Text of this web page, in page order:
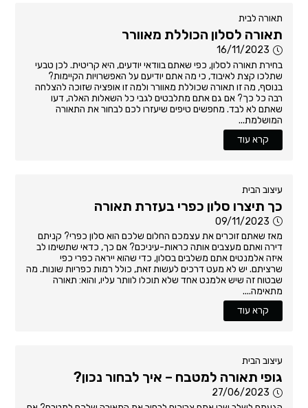
תאורה לבית
תאורה לסלון הכוללת מאוורר
16/11/2023
בחירת תאורה לסלון, כפי שאתם בוודאי יודעים, היא קריטית. לכן טבעי
שתלכו קצת לאיבוד, כי מה אתם יודיעם על האפשרויות הקיימות?
בנוסף, מה זו תאורה שכוללת מאוורר ולמה זו אופציה שזוכה להצלחה
רבה כל כך? אם גם אתם מתלבטים לגבי כל השאלות האלה, דעו
שאתם לא לבד. מחפשים טיפים שיעזרו לכם לבחור את התאורה
המושלמת...
קרא עוד
עיצוב הבית
כך תיצרו סלון כפרי בעזרת תאורה
09/11/2023
מאז שאתם זוכרים את עצמכם החלום שלכם הוא סלון כפרי? קניתם
דירה ואתם מעצבים אותה כראות-עיניכם? אם כך, כדאי שתשימו לב
איזה אלמנטים אתם משלבים בסלון, כדי שהוא ייראה כפרי כפי
שרציתם. יש לא מעט דרכים לעשות זאת, כולל רמות כפריות שונות. מה
שבטוח זה שיש אלמנט אחד שלא תוכלו לוותר עליו, והוא: תאורה
מתאימה....
קרא עוד
עיצוב הבית
גופי תאורה למטבח – איך לבחור נכון?
27/06/2023